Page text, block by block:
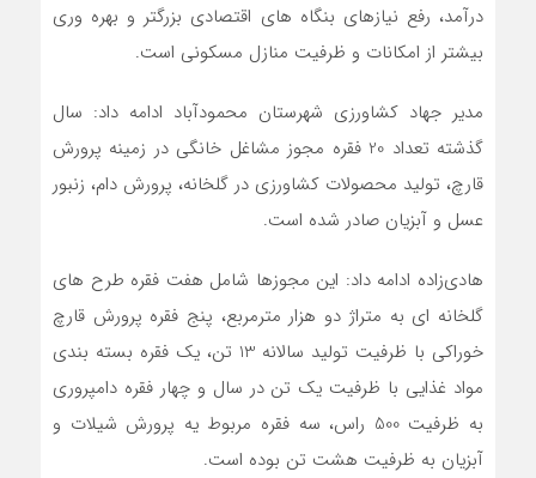
درآمد، رفع نیازهای بنگاه های اقتصادی بزرگتر و بهره وری
بیشتر از امکانات و ظرفیت منازل مسکونی است.
مدیر جهاد کشاورزی شهرستان محمودآباد ادامه داد: سال
گذشته تعداد 20 فقره مجوز مشاغل خانگی در زمینه پرورش
قارچ، تولید محصولات کشاورزی در گلخانه، پرورش دام، زنبور
عسل و آبزیان صادر شده است.
هادی‌زاده ادامه داد: این مجوزها شامل هفت فقره طرح های
گلخانه ای به متراژ دو هزار مترمربع، پنج فقره پرورش قارچ
خوراکی با ظرفیت تولید سالانه 13 تن، یک فقره بسته بندی
مواد غذایی با ظرفیت یک تن در سال و چهار فقره دامپروری
به ظرفیت 500 راس، سه فقره مربوط یه پرورش شیلات و
آبزیان به ظرفیت هشت تن بوده است.